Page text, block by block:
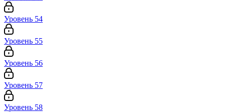
Уровень 54
Уровень 55
Уровень 56
Уровень 57
Уровень 58